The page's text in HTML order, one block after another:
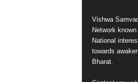
Vishwa
Network
National
towards
Bharat.